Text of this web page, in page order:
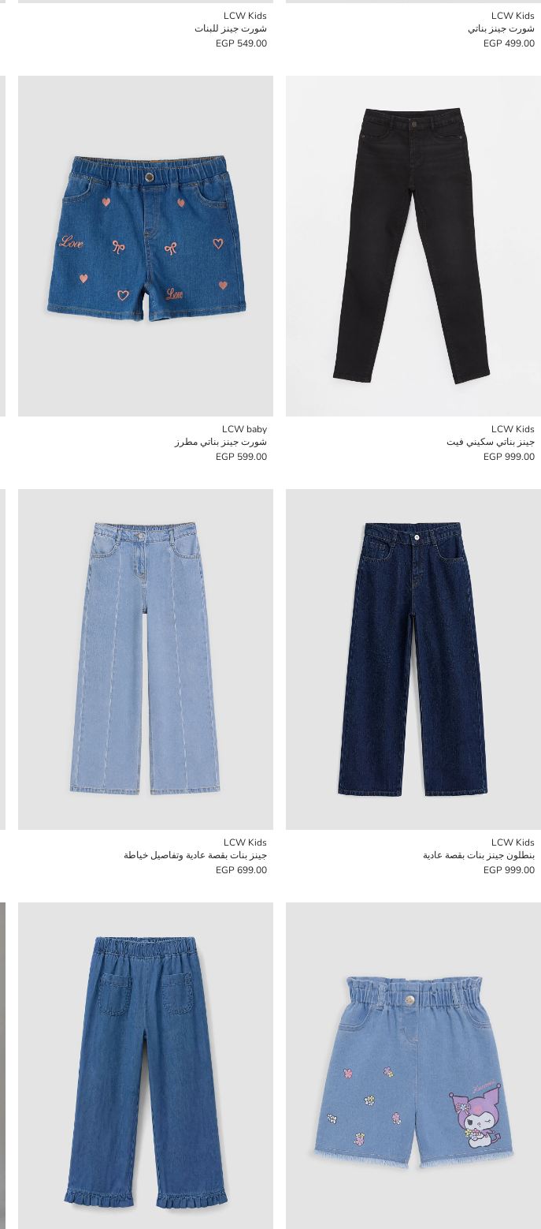
LCW Kids
شورت جينز بناتي
499.00 EGP
LCW Kids
شورت جينز للبنات
549.00 EGP
LCW Kids
جينز بناتي سكيني فيت
999.00 EGP
LCW baby
شورت جينز بناتي مطرز
599.00 EGP
LCW Kids
بنطلون جينز بنات بقصة عادية
999.00 EGP
LCW Kids
جينز بنات بقصة عادية وتفاصيل خياطة
699.00 EGP